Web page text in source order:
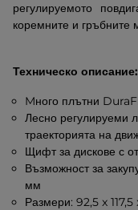
регулируемото
коремните и гръбните
Техническо описание:
Mного плътни
Лесно регулируеми
траекторията на
Щифт за дискове с
Възможност за
мм
Размери: 92,5 x 117,5